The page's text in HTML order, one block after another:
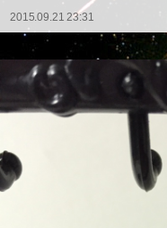
2015.09.21 23:31